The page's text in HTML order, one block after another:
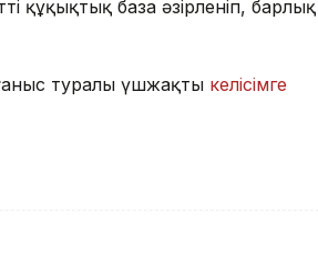
құқықтық база әзірленіп, барлық
туралы үшжақты келісімге